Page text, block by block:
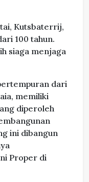
Kutsbaterrij,
100 tahun.
siaga menjaga
dari
memiliki
diperoleh
ini dibangun
Proper di